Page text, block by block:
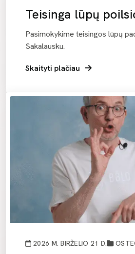
Teisinga lūpų
Pasimokykime teisingos lūpų
Sakalausku.
Skaityti plačiau
2026 M. BIRŽELIO 21 D.